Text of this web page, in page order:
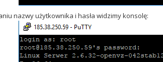
nazwy użytkownika i hasła widzimy konsolę: